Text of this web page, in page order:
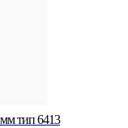
тип 6413